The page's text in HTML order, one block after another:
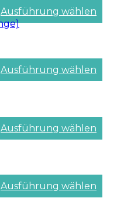
Ausführung wählen
Ausführung wählen
Ausführung wählen
Ausführung wählen